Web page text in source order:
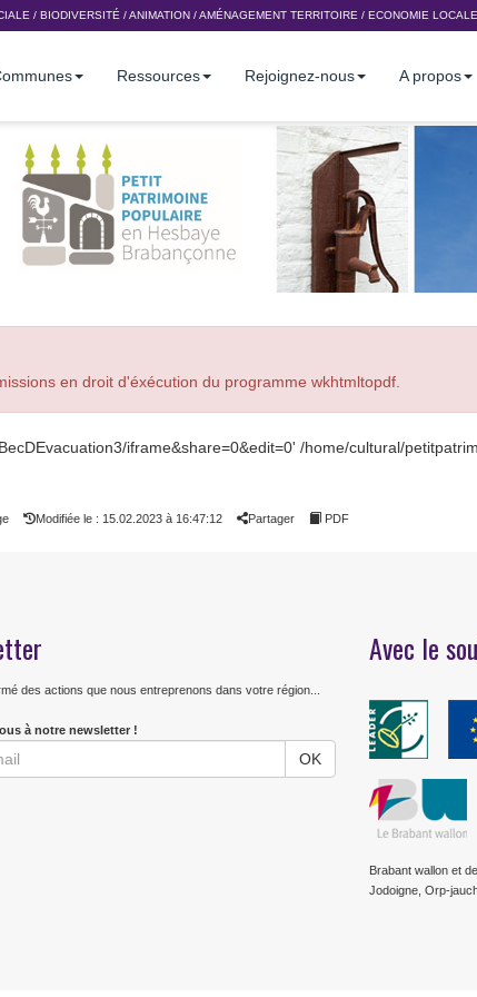
/ BIODIVERSITÉ /ANIMATION /AMÉNAGEMENT TERRITOIRE / ECONOMIE LOCALE
Ressources Rejoignez-nous A propos
en droit d'éxécution du programme wkhtmltopdf.
iframe&share=0&edit=0' /home/cultural/
Modifiée le : 15.02.2023 à 16:47:12 Partager PDF
des actions que nous entreprenons dans votre région...
à notre newsletter !
Avec le
Brabant wallon et
Jodoigne, Orp-